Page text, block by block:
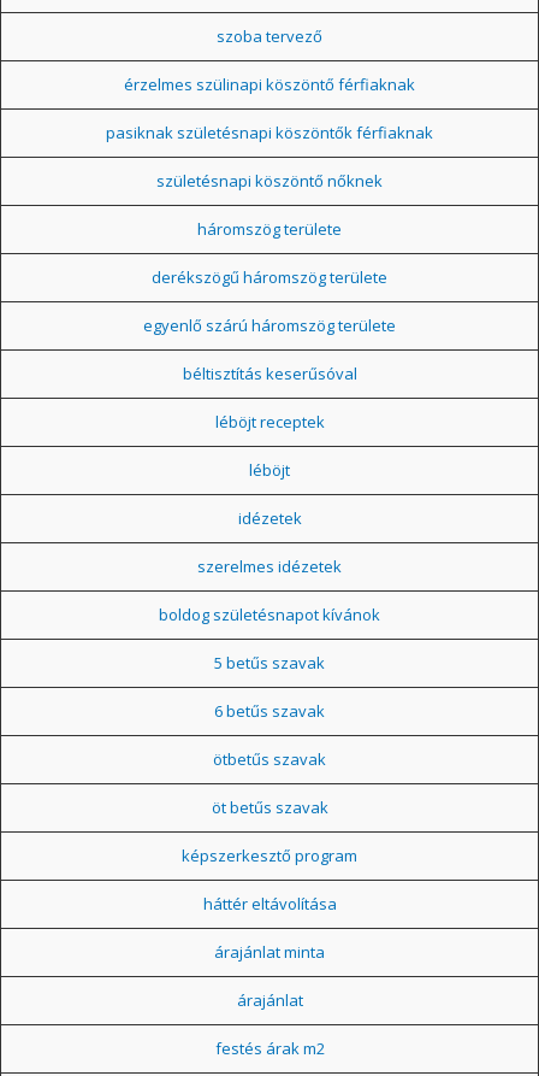
szoba tervező
érzelmes szülinapi köszöntő férfiaknak
pasiknak születésnapi köszöntők férfiaknak
születésnapi köszöntő nőknek
háromszög területe
derékszögű háromszög területe
egyenlő szárú háromszög területe
béltisztítás keserűsóval
léböjt receptek
léböjt
idézetek
szerelmes idézetek
boldog születésnapot kívánok
5 betűs szavak
6 betűs szavak
ötbetűs szavak
öt betűs szavak
képszerkesztő program
háttér eltávolítása
árajánlat minta
árajánlat
festés árak m2